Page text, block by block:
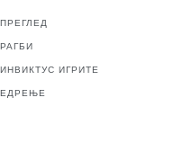
ПРЕГЛЕД
РАГБИ
ИНВИКТУС ИГРИТЕ
ЕДРЕЊЕ